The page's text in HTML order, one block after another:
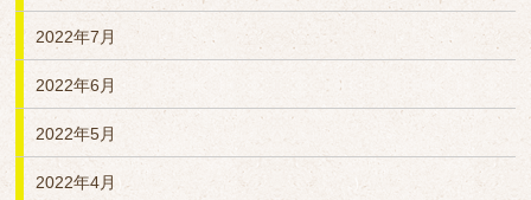
2022年7月
2022年6月
2022年5月
2022年4月